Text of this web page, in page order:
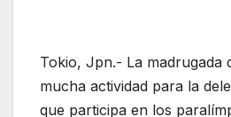
Tokio, Jpn.- La madrugada
mucha actividad para la
que participa en los